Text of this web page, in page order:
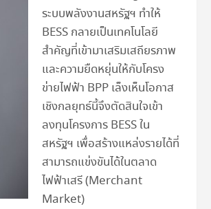
ระบบพลังงานสหรัฐฯ ทำให้
BESS กลายเป็นเทคโนโลยี
สำคัญที่เข้ามาเสริมเสถียรภาพ
และความยืดหยุ่นให้กับโครง
ข่ายไฟฟ้า BPP เล็งเห็นโอกาส
เชิงกลยุทธ์นี้จึงตัดสินใจเข้า
ลงทุนโครงการ BESS ใน
สหรัฐฯ เพื่อสร้างแหล่งรายได้ที่
สามารถแข่งขันได้ในตลาด
ไฟฟ้าเสรี (Merchant
Market)